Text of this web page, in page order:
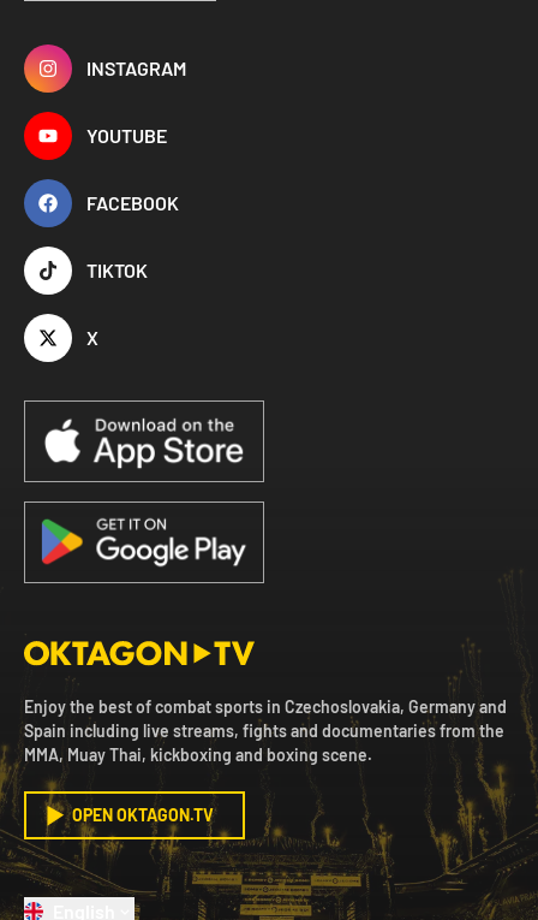
INSTAGRAM
YOUTUBE
FACEBOOK
TIKTOK
X
Enjoy the best of combat sports in Czechoslovakia, Germany and
Spain including live streams, fights and documentaries from the
MMA, Muay Thai, kickboxing and boxing scene.
OPEN OKTAGON.TV